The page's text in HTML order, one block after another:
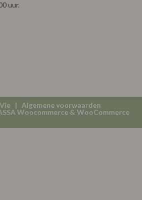
uur.
| Algemene voorwaarden
Woocommerce & WooCommerce